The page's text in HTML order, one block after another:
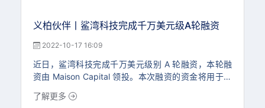
义柏伙伴丨鲨湾科技完成千万美元级A轮融资
2022-10-17 16:09
近日，鲨湾科技完成千万美元级别 A 轮融资，本轮融
资由 Maison Capital 领投。本次融资的资金将用于扩
设。下一轮融资将由义柏资本担任独家财务顾问。
了解更多